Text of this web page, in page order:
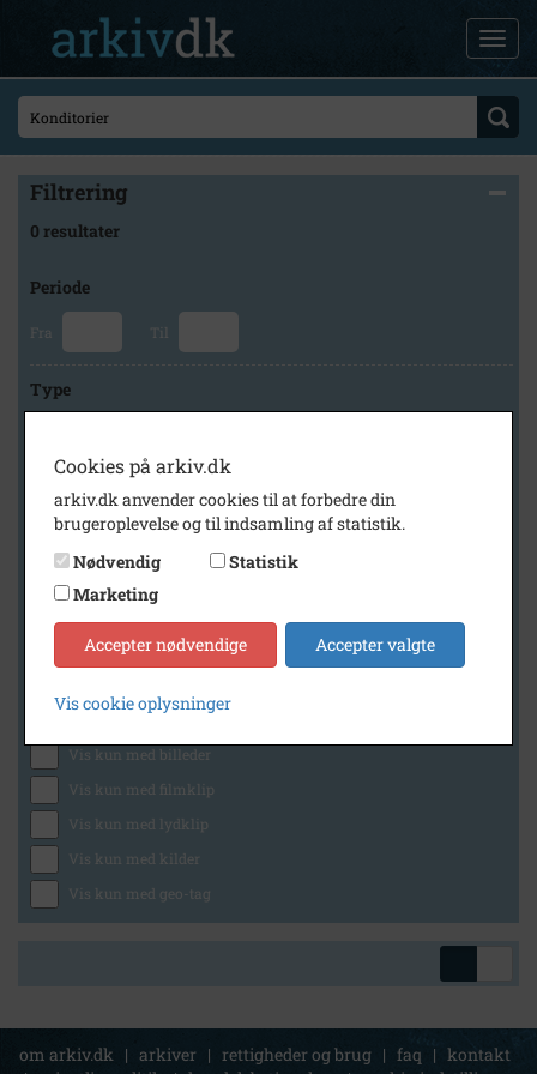
Filtrering
0 resultater
Periode
Fra Til
Type
Arkiv
Holbæk Stadsarkiv
Generelt
Vis kun med billeder
Vis kun med filmklip
Vis kun med lydklip
Vis kun med kilder
Vis kun med geo-tag
om arkiv.dk | arkiver | rettigheder og brug | faq | kontakt
Cookies på arkiv.dk
arkiv.dk anvender cookies til at forbedre din
brugeroplevelse og til indsamling af statistik.
Nødvendig
Statistik
Marketing
Accepter nødvendige Accepter valgte
Vis cookie oplysninger